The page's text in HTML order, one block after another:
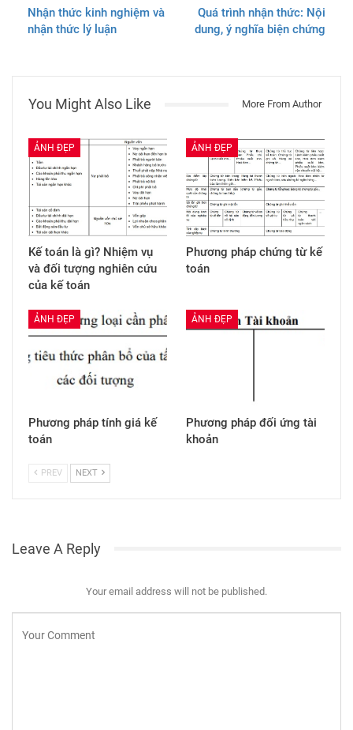
Nhận thức kinh nghiệm và
nhận thức lý luận
Quá trình nhận thức: Nội
dung, ý nghĩa biện chứng
You Might Also Like More From Author
ẢNH ĐẸP
Kế toán là gì? Nhiệm vụ
và đối tượng nghiên cứu
của kế toán
ẢNH ĐẸP
Phương pháp chứng từ kế
toán
ẢNH ĐẸP
Phương pháp tính giá kế
toán
ẢNH ĐẸP
Phương pháp đối ứng tài
khoản
PREV NEXT
Leave A Reply
Your email address will not be published.